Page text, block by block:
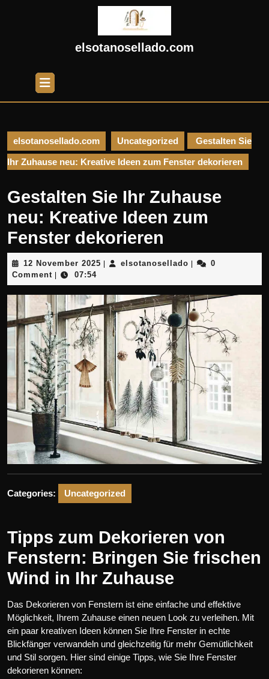
elsotanosellado.com
Open
Button
elsotanosellado.com Uncategorized Gestalten Sie
Ihr Zuhause neu: Kreative Ideen zum Fenster dekorieren
Gestalten Sie Ihr Zuhause
neu: Kreative Ideen zum
Fenster dekorieren
12 November 2025 12
2025
| elsotanosellado elsotanosellado
|
0
Comment | 07:54
Categories: Uncategorized
Tipps zum Dekorieren von
Fenstern: Bringen Sie frischen
Wind in Ihr Zuhause
Das Dekorieren von Fenstern ist eine einfache und effektive
Möglichkeit, Ihrem Zuhause einen neuen Look zu verleihen. Mit
ein paar kreativen Ideen können Sie Ihre Fenster in echte
Blickfänger verwandeln und gleichzeitig für mehr Gemütlichkeit
und Stil sorgen. Hier sind einige Tipps, wie Sie Ihre Fenster
dekorieren können: